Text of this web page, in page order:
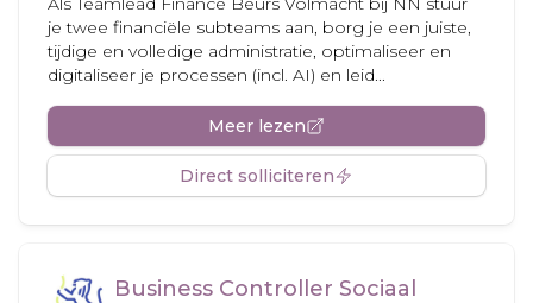
je twee financiële subteams aan, borg je een juiste,
tijdige en volledige administratie, optimaliseer en
digitaliseer je processen (incl. AI) en leid...
Meer lezen
Direct solliciteren
Business Controller Sociaal